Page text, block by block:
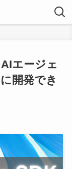
エージェ
開発でき